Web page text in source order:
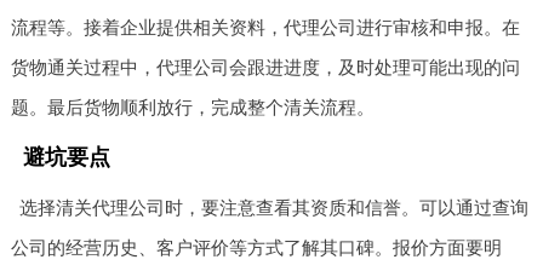
流程等。接着企业提供相关资料，代理公司进行审核和申报。在
货物通关过程中，代理公司会跟进进度，及时处理可能出现的问
题。最后货物顺利放行，完成整个清关流程。
避坑要点
选择清关代理公司时，要注意查看其资质和信誉。可以通过查询
公司的经营历史、客户评价等方式了解其口碑。报价方面要明